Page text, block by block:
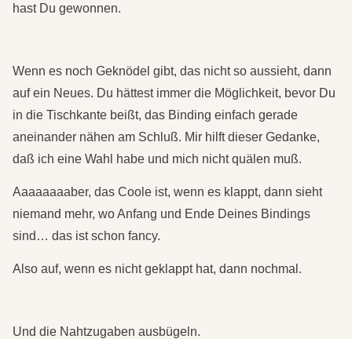
hast Du gewonnen.
Wenn es noch Geknödel gibt, das nicht so aussieht, dann
auf ein Neues. Du hättest immer die Möglichkeit, bevor Du
in die Tischkante beißt, das Binding einfach gerade
aneinander nähen am Schluß. Mir hilft dieser Gedanke,
daß ich eine Wahl habe und mich nicht quälen muß.
Aaaaaaaaber, das Coole ist, wenn es klappt, dann sieht
niemand mehr, wo Anfang und Ende Deines Bindings
sind… das ist schon fancy.
Also auf, wenn es nicht geklappt hat, dann nochmal.
Und die Nahtzugaben ausbügeln.